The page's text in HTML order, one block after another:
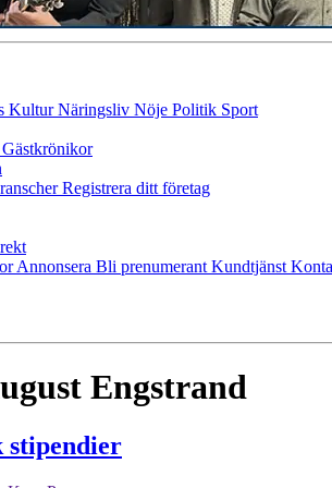
KulturNäringsliv Nöje Politik Sport
Gästkrönikor
Registrera ditt företag
Annonsera Bli prenumerant Kundtjänst
Engstrand
stipendier